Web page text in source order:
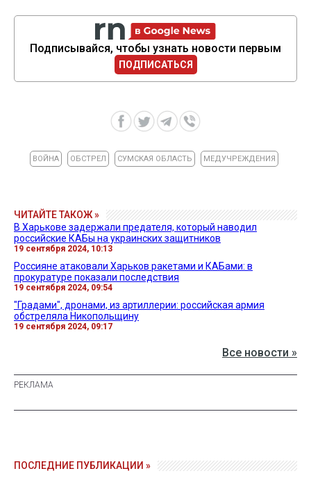
Подписывайся, чтобы узнать новости первым
ПОДПИСАТЬСЯ
ВОЙНА ОБСТРЕЛ СУМСКАЯ ОБЛАСТЬ МЕДУЧРЕЖДЕНИЯ
ЧИТАЙТЕ ТАКОЖ »
В Харькове задержали предателя, который наводил
российские КАБы на украинских защитников
19 сентября 2024, 10:13
Россияне атаковали Харьков ракетами и КАБами: в
прокуратуре показали последствия
19 сентября 2024, 09:54
"Градами", дронами, из артиллерии: российская армия
обстреляла Никопольщину
19 сентября 2024, 09:17
Все новости »
ПОСЛЕДНИЕ ПУБЛИКАЦИИ »